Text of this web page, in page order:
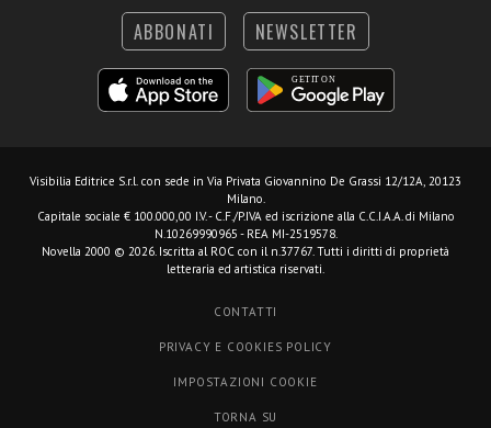
ABBONATI NEWSLETTER
Visibilia Editrice S.r.l. con sede in Via Privata Giovannino De Grassi 12/12A, 20123
Milano.
Capitale sociale € 100.000,00 I.V. - C.F./P.IVA ed iscrizione alla C.C.I.A.A. di Milano
N.10269990965 - REA MI-2519578.
Novella 2000 © 2026. Iscritta al ROC con il n.37767. Tutti i diritti di proprietà
letteraria ed artistica riservati.
CONTATTI
PRIVACY E COOKIES POLICY
IMPOSTAZIONI COOKIE
TORNA SU